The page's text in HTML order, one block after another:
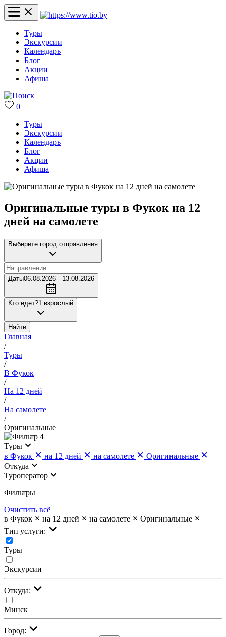
Туры
Экскурсии
Календарь
Блог
Акции
Афиша
0
Туры
Экскурсии
Календарь
Блог
Акции
Афиша
Оригинальные туры в Фукок на 12
дней на самолете
Выберите город отправления
Даты06.08.2026 - 13.08.2026
Кто едет?1 взрослый
Найти
Главная
/
Туры
/
В Фукок
/
На 12 дней
/
На самолете
/
Оригинальные
4
Туры
в Фукок
на 12 дней на самолете
Оригинальные
Откуда
Туроператор
Фильтры
Очистить всё
в Фукок
на 12 дней на самолете
Оригинальные
Тип услуги:
Туры
Экскурсии
Откуда:
Минск
Город: